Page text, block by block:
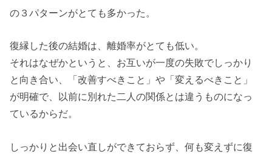
の３パターンがとても多かった。
復縁した後の結婚は、離婚率がとても低い。
それはなぜかというと、お互いが一度の失敗でしっかり
と向き合い、「改善すべきこと」や「変えるべきこと」
が明確で、以前に別れた二人の関係とは違うものになっ
ているからだ。
しっかりと出会い直しができておらず、何も変えずに復